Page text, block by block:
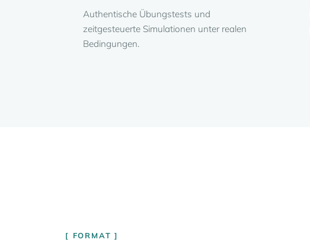
Authentische Übungstests und
zeitgesteuerte Simulationen unter realen
Bedingungen.
FORMAT